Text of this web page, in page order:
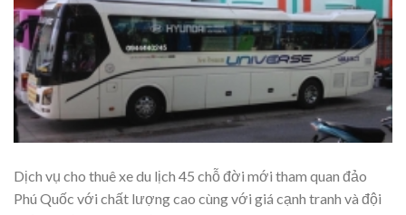
Dịch vụ cho thuê xe du lịch 45 chỗ đời mới tham quan đảo
Phú Quốc với chất lượng cao cùng với giá cạnh tranh và đội